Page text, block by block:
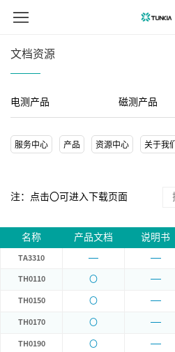
文档资源
电测产品 磁测产品
服务中心 产品 资源中心 关于我们
注：点击〇可进入下载页面
名称 产品文档 说明书
TA3310
TH0110 〇
TH0150 〇
TH0170 〇
TH0190 〇